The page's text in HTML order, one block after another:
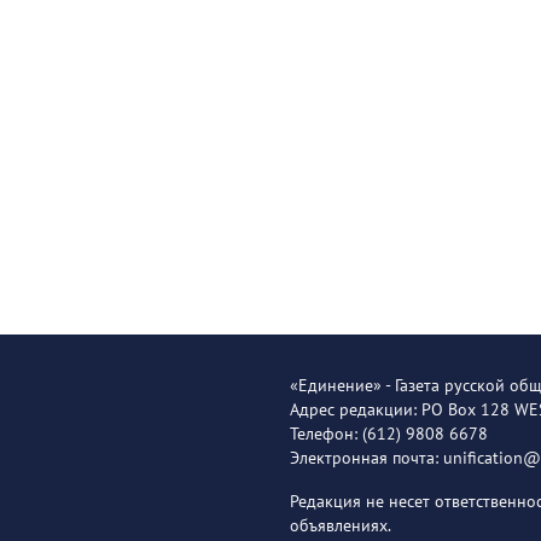
«Единение» - Газета русской
Адрес редакции: PO Box 128
Телефон: (612) 9808 6678
Электронная почта:
Редакция не несет
объявлениях.